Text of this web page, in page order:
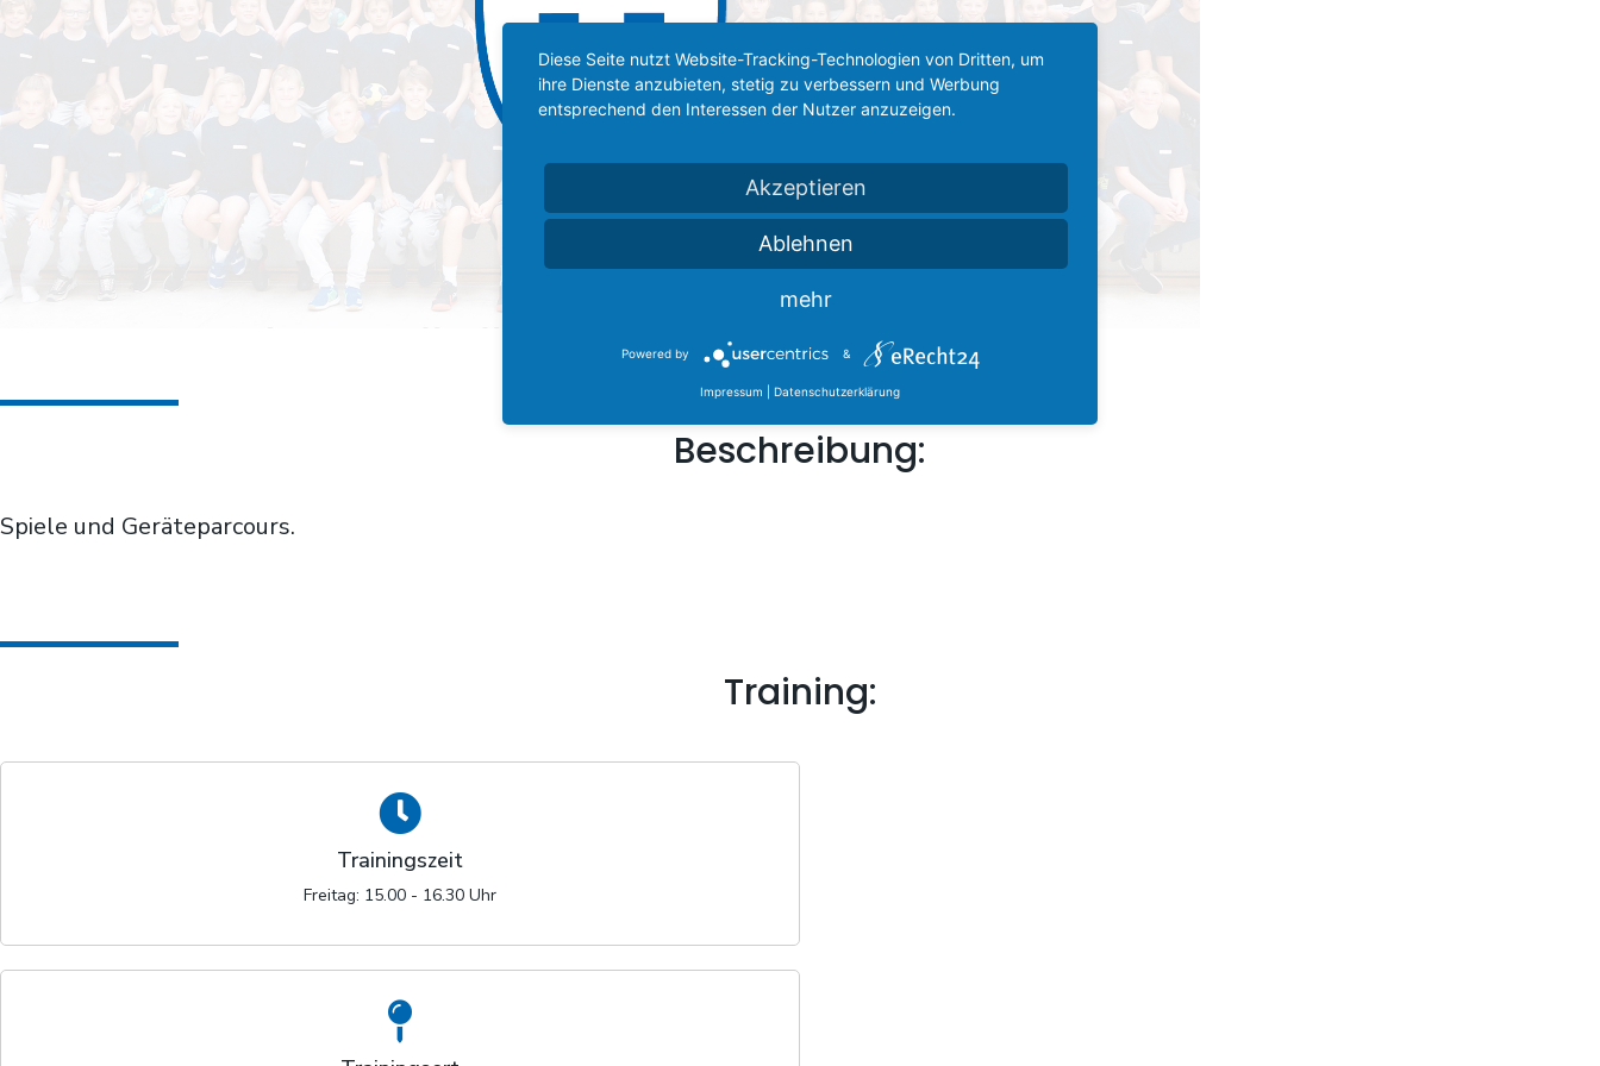
Beschreibung:
Spiele und Geräteparcours.
Training:
Trainingszeit
Freitag: 15.00 - 16.30 Uhr
Diese Seite nutzt Website-Tracking-Technologien von Dritten, um
ihre Dienste anzubieten, stetig zu verbessern und Werbung
entsprechend den Interessen der Nutzer anzuzeigen.
Akzeptieren
Ablehnen
mehr
Powered by &
Impressum Datenschutzerklärung